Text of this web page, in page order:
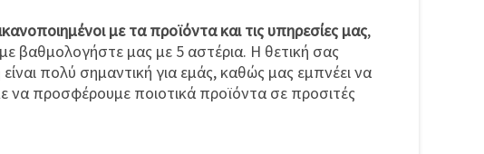
με τα προϊόντα και τις υπηρεσίες μας,
βαθμολογήστε μας με 5 αστέρια. Η θετική σας
πολύ σημαντική για εμάς, καθώς μας εμπνέει να
να προσφέρουμε ποιοτικά προϊόντα σε προσιτές